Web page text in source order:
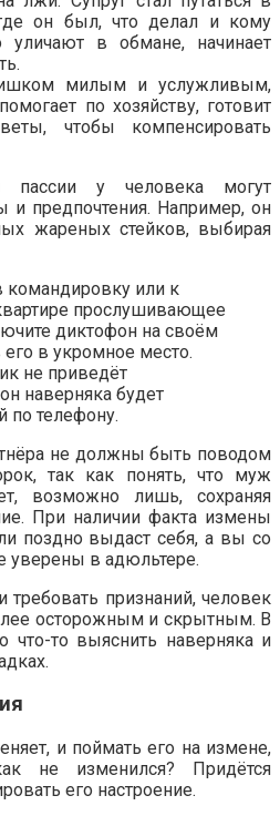
он был, что делал и кому
уличают в обмане, начинает
милым и услужливым,
по хозяйству, готовит
чтобы компенсировать
у человека могут
и предпочтения. Например, он
жареных стейков, выбирая
командировку или к
прослушивающее
диктофон на своём
в укромное место.
не приведёт
наверняка будет
по телефону.
не должны быть поводом
так как понять, что муж
возможно лишь, сохраняя
При наличии факта измены
поздно выдаст себя, а вы со
уверены в адюльтере.
требовать признаний, человек
осторожным и скрытным. В
что-то выяснить наверняка и
и поймать его на измене,
не изменился? Придётся
его настроение.